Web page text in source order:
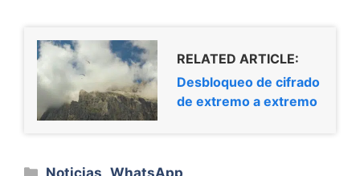
RELATED ARTICLE:
Desbloqueo de cifrado
de extremo a extremo
Categorías
Noticias ,WhatsApp